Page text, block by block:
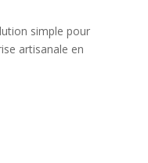
simple pour
artisanale en